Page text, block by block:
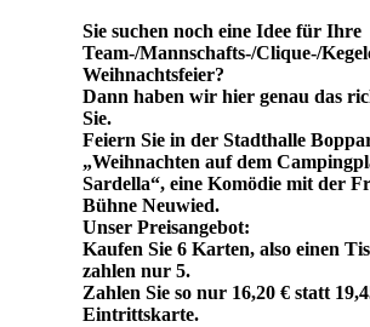
Sie suchen noch eine Idee für Ihre
Team-/Mannschafts-/Clique-/
Weihnachtsfeier?
Dann haben wir hier genau das
Sie.
Feiern Sie in der Stadthalle
„Weihnachten auf dem
Sardella“, eine Komödie mit der
Bühne Neuwied.
Unser Preisangebot:
Kaufen Sie 6 Karten, also einen
zahlen nur 5.
Zahlen Sie so nur 16,20 € statt
Eintrittskarte.